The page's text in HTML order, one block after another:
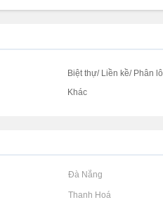
Biệt thự/ Liền kề/ Phân lô
Khác
Rao vặt tại Đà Nẵng
Rao vặt tại Thanh Hoá